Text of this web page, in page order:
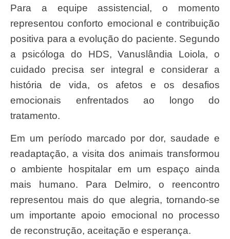
Para a equipe assistencial, o momento
representou conforto emocional e contribuição
positiva para a evolução do paciente. Segundo
a psicóloga do HDS, Vanuslândia Loiola, o
cuidado precisa ser integral e considerar a
história de vida, os afetos e os desafios
emocionais enfrentados ao longo do
tratamento.
Em um período marcado por dor, saudade e
readaptação, a visita dos animais transformou
o ambiente hospitalar em um espaço ainda
mais humano. Para Delmiro, o reencontro
representou mais do que alegria, tornando-se
um importante apoio emocional no processo
de reconstrução, aceitação e esperança.